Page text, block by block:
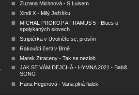
Zuzana Michnová - S Luisem
Xindl X - Milý Ježíšku
MICHAL PROKOP A FRAMUS 5 - Blues o
spolykaných slovech
Striptérka v Uvolněte se, prosím
Rakouští čerti v Brně
Marek Ztraceny - Tak se nezlob
JAK SE VÁM DEJCHÁ - HYMNA 2021 - Babiš
SONG
Hana Hegerová - Vana plná fialek